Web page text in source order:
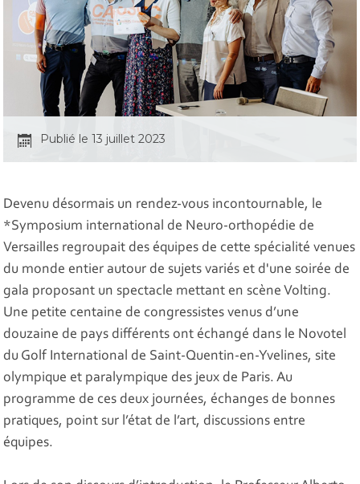
Publié le 13 juillet 2023
Devenu désormais un rendez-vous incontournable, le
*Symposium international de Neuro-orthopédie de
Versailles regroupait des équipes de cette spécialité venues
du monde entier autour de sujets variés et d'une soirée de
gala proposant un spectacle mettant en scène Volting.
Une petite centaine de congressistes venus d’une
douzaine de pays différents ont échangé dans le Novotel
du Golf International de Saint-Quentin-en-Yvelines, site
olympique et paralympique des jeux de Paris. Au
programme de ces deux journées, échanges de bonnes
pratiques, point sur l’état de l’art, discussions entre
équipes.